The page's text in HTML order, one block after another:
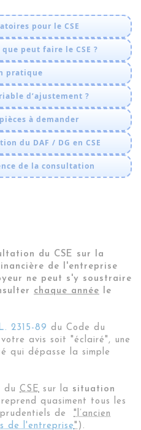
pour le CSE
peut faire le CSE ?
pratique
d’ajustement ?
à demander
du DAF / DG en CSE
de la consultation
du CSE sur la
de l'entreprise
ne peut s'y soustraire
chaque année le
L. 2315-89 du Code du
avis soit "éclairé", une
qui dépasse la simple
du CSE sur la situation
reprend quasiment tous les
de "l’ancien
de l'entreprise" ).